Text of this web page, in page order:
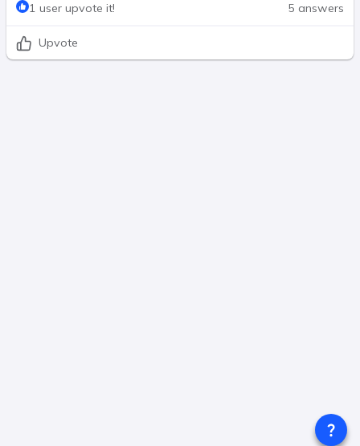
1 user upvote it! 5 answers
Upvote